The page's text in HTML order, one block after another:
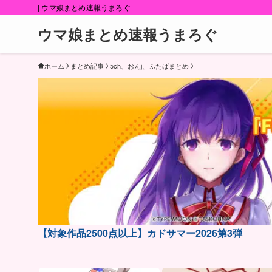
| ウマ娘まとめ速報うまろぐ
ウマ娘まとめ速報うまろぐ
ホーム まとめ記事 5ch、おんj、ふたばまとめ
【対象作品2500点以上】カドサマー2026第3弾